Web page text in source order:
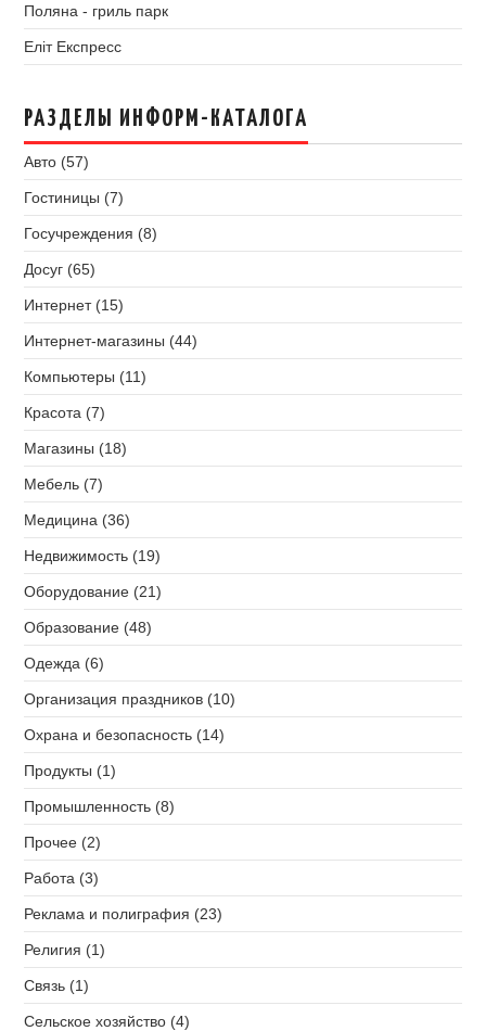
Поляна - гриль парк
Еліт Експресс
РАЗДЕЛЫ ИНФОРМ-КАТАЛОГА
Авто (57)
Гостиницы (7)
Госучреждения (8)
Досуг (65)
Интернет (15)
Интернет-магазины (44)
Компьютеры (11)
Красота (7)
Магазины (18)
Мебель (7)
Медицина (36)
Недвижимость (19)
Оборудование (21)
Образование (48)
Одежда (6)
Организация праздников (10)
Охрана и безопасность (14)
Продукты (1)
Промышленность (8)
Прочее (2)
Работа (3)
Реклама и полиграфия (23)
Религия (1)
Связь (1)
Сельское хозяйство (4)